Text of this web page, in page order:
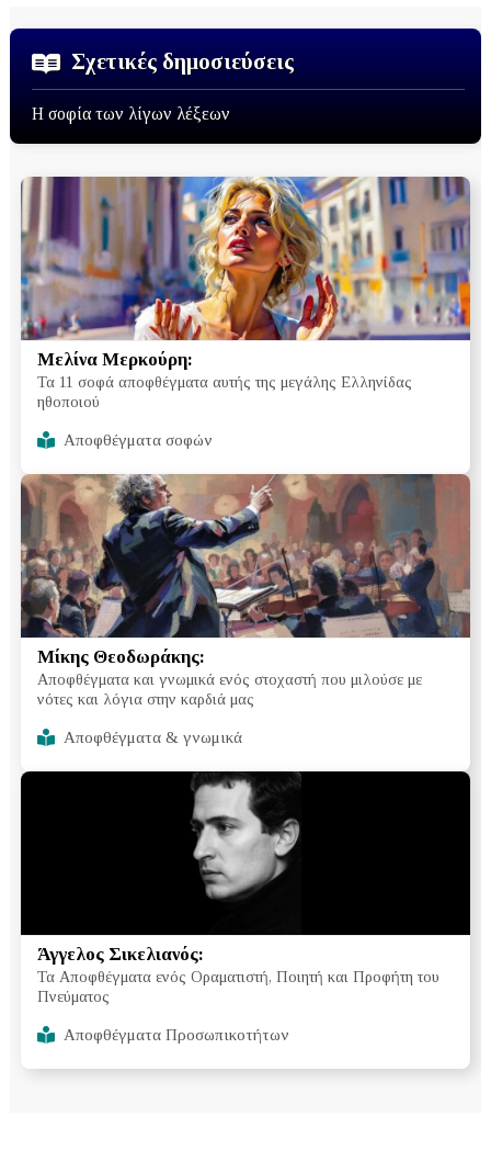
Σχετικές δημοσιεύσεις
Η σοφία των λίγων λέξεων
Μελίνα Μερκούρη:
Τα 11 σοφά αποφθέγματα αυτής της μεγάλης Ελληνίδας
ηθοποιού
Αποφθέγματα σοφών
Μίκης Θεοδωράκης:
Αποφθέγματα και γνωμικά ενός στοχαστή που μιλούσε με
νότες και λόγια στην καρδιά μας
Αποφθέγματα & γνωμικά
Άγγελος Σικελιανός:
Τα Αποφθέγματα ενός Οραματιστή, Ποιητή και Προφήτη του
Πνεύματος
Αποφθέγματα Προσωπικοτήτων